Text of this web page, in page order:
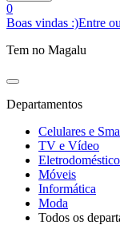
0
Boas vindas :)Entre
Tem no Magalu
Departamentos
Celulares e
TV e Vídeo
Móveis
Informática
Moda
Todos os